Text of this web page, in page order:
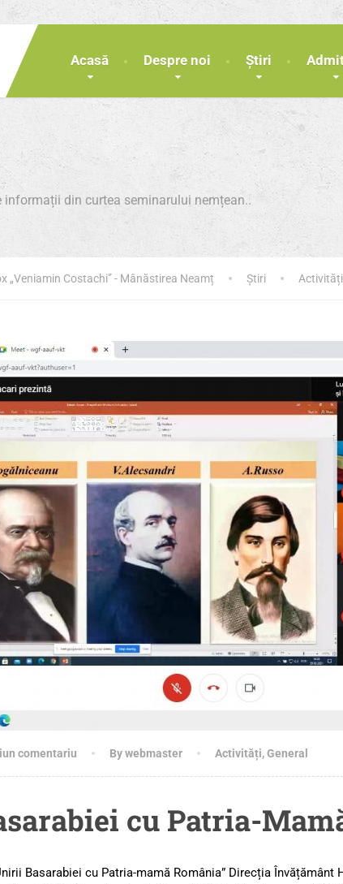
Acasă Despre noi Știri
informații din curtea seminarului nemțean..
„Veniamin Costachi” - Mânăstirea Neamț Știri Activități
comentariu By webmaster Activități,General
cu Patria-
Basarabiei cu Patria-mamă România” Direcția